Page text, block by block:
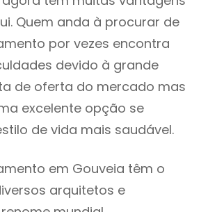
Quem anda à procurar de
por vezes encontra
devido à grande
de oferta do mercado mas
excelente opção se
de vida mais saudável.
em Gouveia têm o
arquitetos e